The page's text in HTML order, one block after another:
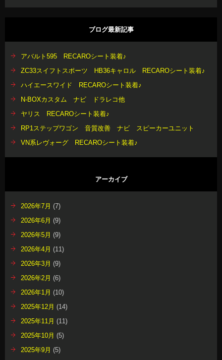
ブログ最新記事
アバルト595 RECAROシート装着♪
ZC33スイフトスポーツ HB36キャロル RECAROシート装着♪
ハイエースワイド RECAROシート装着♪
N-BOXカスタム ナビ ドラレコ他
ヤリス RECAROシート装着♪
RP1ステップワゴン 音質改善 ナビ スピーカーユニット
VN系レヴォーグ RECAROシート装着♪
アーカイブ
2026年7月 (7)
2026年6月 (9)
2026年5月 (9)
2026年4月 (11)
2026年3月 (9)
2026年2月 (6)
2026年1月 (10)
2025年12月 (14)
2025年11月 (11)
2025年10月 (5)
2025年9月 (5)